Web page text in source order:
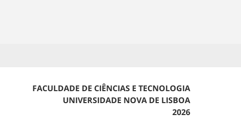
FACULDADE DE CIÊNCIAS E TECNOLOGIA
UNIVERSIDADE NOVA DE LISBOA
2026